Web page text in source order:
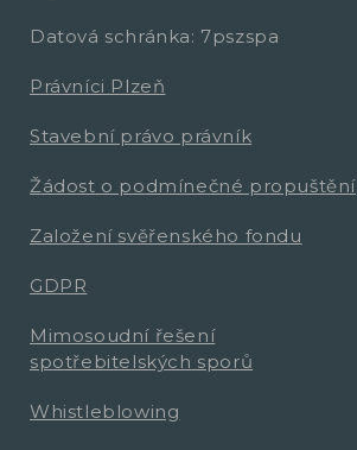
Datová schránka: 7pszspa
Právníci Plzeň
Stavební právo právník
Žádost o podmínečné propuštění
Založení svěřenského fondu
GDPR
Mimosoudní řešení
spotřebitelských sporů
Whistleblowing